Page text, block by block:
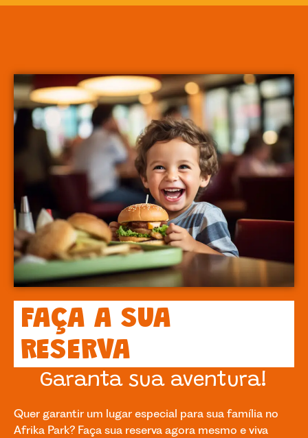
FAÇA A SUA
RESERVA
Garanta sua aventura!
Quer garantir um lugar especial para sua família no
Afrika Park? Faça sua reserva agora mesmo e viva